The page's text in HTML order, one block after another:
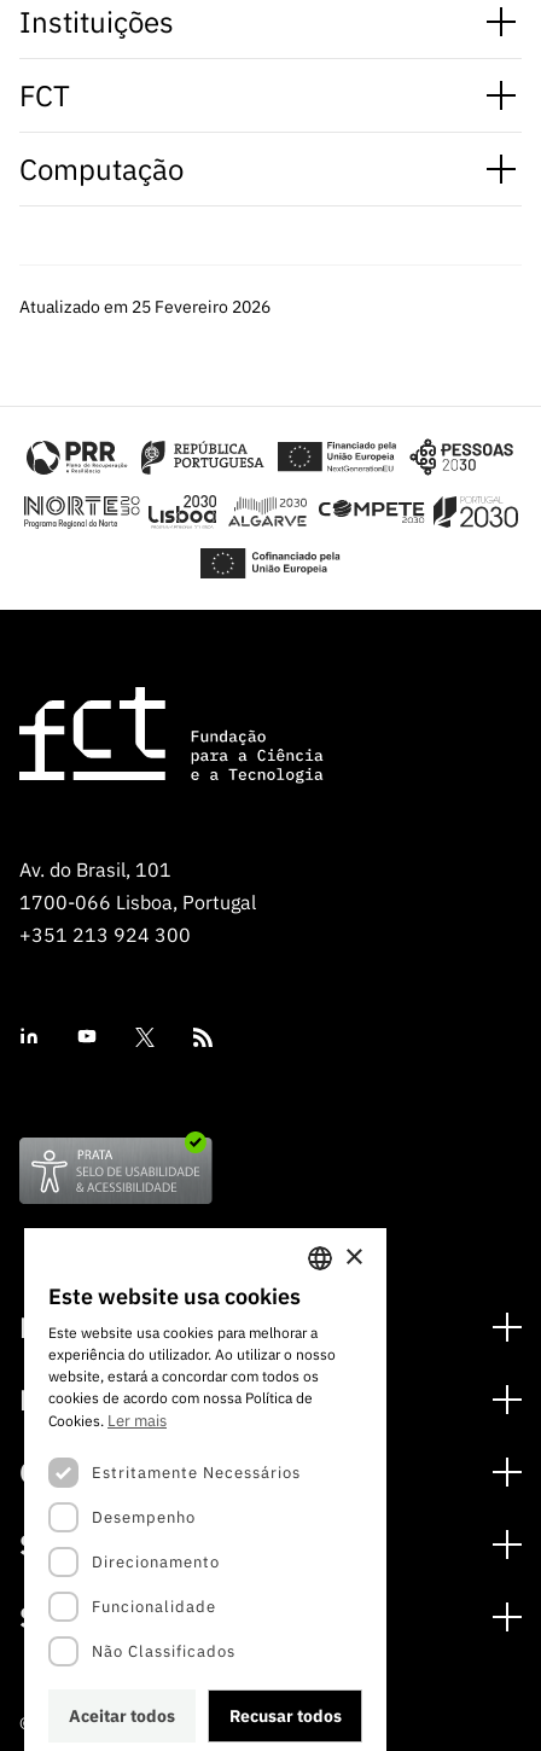
Instituições
FCT
Computação
Atualizado em 25 Fevereiro 2026
Av. do Brasil, 101
1700-066 Lisboa, Portugal
+351 213 924 300
Financiamento
Programas de Financiamento
Internacional
Prémios
Media
Notas de Imprensa
Subscrever Newsletter
Subscrever Direct Mail de Concursos
Agenda
Publicações
Concursos
Concursos Abertos
Concursos Previstos
Concursos Fechados
Calendarização FCT 2026
Serviços
Serviços digitais: Tecnologia para o Conhecimento
Arquivo, Documentação e Informação
Acesso a dados estatísticos para fins científicos –
Sobre
A FCT
Estudos e Planeamento Estratégico
Documentos de Gestão
©2022 · Fundação para a Ciência e a Tecnologia
PORTUGUESE
ENGLISH
×
Este website usa cookies
Este website usa cookies para melhorar a
experiência do utilizador. Ao utilizar o nosso
website, estará a concordar com todos os
cookies de acordo com nossa Política de
Cookies. Ler mais
Estritamente Necessários
Desempenho
Direcionamento
Funcionalidade
Não Classificados
Aceitar todos Recusar todos